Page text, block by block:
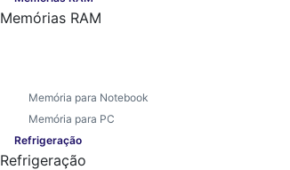
Memórias RAM
Memória para Notebook
Memória para PC
Refrigeração
Refrigeração